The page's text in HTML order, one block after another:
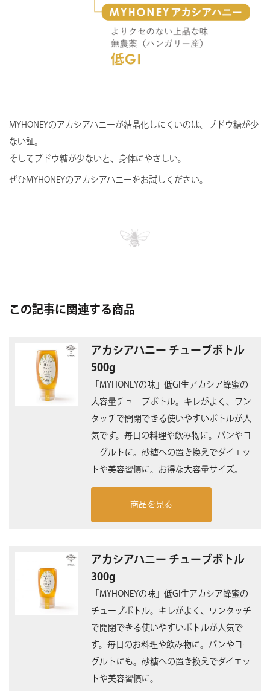
MYHONEYのアカシアハニーが結晶化しにくいのは、ブドウ糖が少
ない証。
そしてブドウ糖が少ないと、身体にやさしい。
ぜひMYHONEYのアカシアハニーをお試しください。
この記事に関連する商品
アカシアハニー チューブボトル
500g
「MYHONEYの味」低GI生アカシア蜂蜜の
大容量チューブボトル。キレがよく、ワン
タッチで開閉できる使いやすいボトルが人
気です。毎日の料理や飲み物に。パンやヨ
ーグルトに。砂糖への置き換えでダイエッ
トや美容習慣に。お得な大容量サイズ。
商品を見る
アカシアハニー チューブボトル
300g
「MYHONEYの味」低GI生アカシア蜂蜜の
チューブボトル。キレがよく、ワンタッチ
で開閉できる使いやすいボトルが人気で
す。毎日のお料理や飲み物に。パンやヨー
グルトにも。砂糖への置き換えでダイエッ
トや美容習慣に。